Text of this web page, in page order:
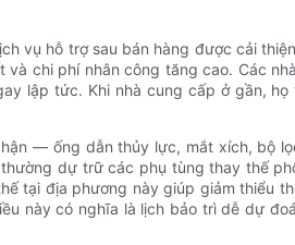
vụ hỗ trợ sau bán hàng được cải
chi phí nhân công tăng cao. Các
lập tức. Khi nhà cung cấp ở gần,
— ống dẫn thủy lực, mắt xích, bộ
dự trữ các phụ tùng thay thế
tại địa phương này giúp giảm thiểu
này có nghĩa là lịch bảo trì dễ dự